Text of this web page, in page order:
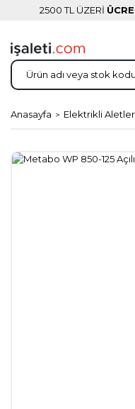
2500 TL ÜZERİ
Anasayfa Elektrikli Aletler